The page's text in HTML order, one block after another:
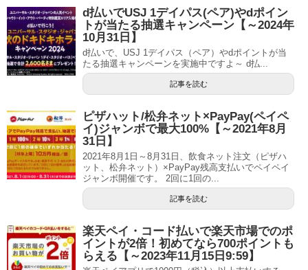
d払いでUSJ 1デイパス(ペア)やdポイン
トが当たる抽選キャンペーン【～2024年
10月31日】
d払いで、USJ 1デイパス（ペア）やdポイントが当
たる抽選キャンペーンを実施中ですよ～ d払...
記事を読む
ピザハット/松弁ネット×PayPay(ペイペ
イ)ジャンボで最大100%【～2021年8月
31日】
2021年8月1日～8月31日、飲食ネット注文（ピザハ
ット、松弁ネット）×PayPay残高支払いでペイペイ
ジャンボ開催です。 2回に1回の...
記事を読む
楽天ペイ・コード払いで楽天市場でのポ
イントが2倍！初めてなら700ポイントも
らえる【～2023年11月15日9:59】